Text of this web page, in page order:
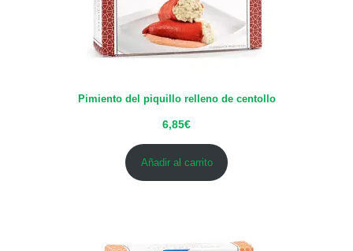
Pimiento del piquillo relleno de centollo
6,85€
Añadir al carrito